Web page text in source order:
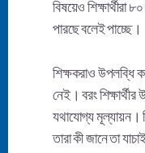
বিষয়েও শিক্ষার্থীরা
পারছে বলেই পাচ্ছে।
শিক্ষকরাও উপলব্ধি
নেই। বরং
যথাযোগ্য মূল্যায়ন।
তারা কী জানে তা